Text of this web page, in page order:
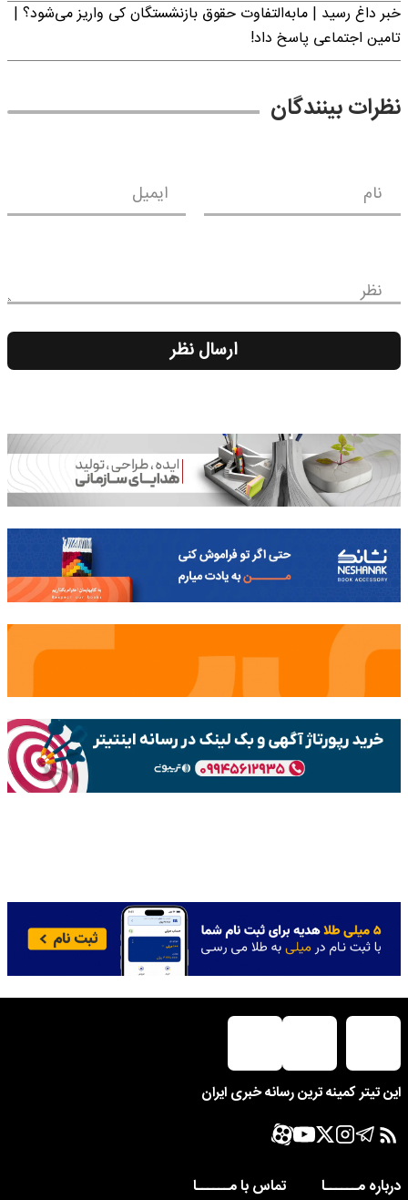
خبر داغ رسید | مابه‌التفاوت حقوق بازنشستگان کی واریز می‌شود؟ |
تامین اجتماعی پاسخ داد!
نظرات بینندگان
نام ایمیل
نظر
ارسال نظر
این تیتر کمینه ترین رسانه خبری ایران
درباره مــــــا
تماس با مــــــا